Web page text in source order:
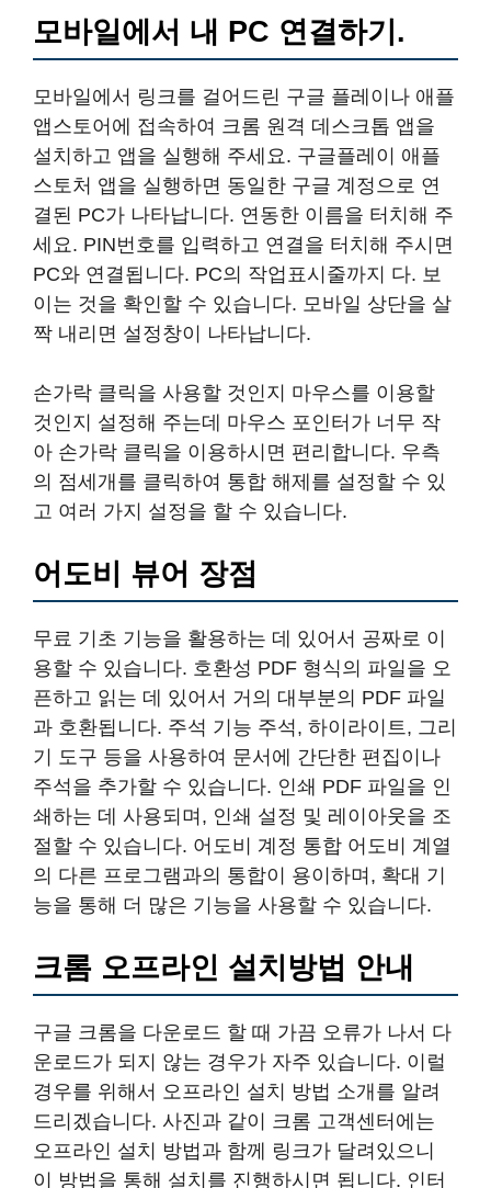
모바일에서 내 PC 연결하기.
모바일에서 링크를 걸어드린 구글 플레이나 애플
앱스토어에 접속하여 크롬 원격 데스크톱 앱을
설치하고 앱을 실행해 주세요. 구글플레이 애플
스토처 앱을 실행하면 동일한 구글 계정으로 연
결된 PC가 나타납니다. 연동한 이름을 터치해 주
세요. PIN번호를 입력하고 연결을 터치해 주시면
PC와 연결됩니다. PC의 작업표시줄까지 다. 보
이는 것을 확인할 수 있습니다. 모바일 상단을 살
짝 내리면 설정창이 나타납니다.
손가락 클릭을 사용할 것인지 마우스를 이용할
것인지 설정해 주는데 마우스 포인터가 너무 작
아 손가락 클릭을 이용하시면 편리합니다. 우측
의 점세개를 클릭하여 통합 해제를 설정할 수 있
고 여러 가지 설정을 할 수 있습니다.
어도비 뷰어 장점
무료 기초 기능을 활용하는 데 있어서 공짜로 이
용할 수 있습니다. 호환성 PDF 형식의 파일을 오
픈하고 읽는 데 있어서 거의 대부분의 PDF 파일
과 호환됩니다. 주석 기능 주석, 하이라이트, 그리
기 도구 등을 사용하여 문서에 간단한 편집이나
주석을 추가할 수 있습니다. 인쇄 PDF 파일을 인
쇄하는 데 사용되며, 인쇄 설정 및 레이아웃을 조
절할 수 있습니다. 어도비 계정 통합 어도비 계열
의 다른 프로그램과의 통합이 용이하며, 확대 기
능을 통해 더 많은 기능을 사용할 수 있습니다.
크롬 오프라인 설치방법 안내
구글 크롬을 다운로드 할 때 가끔 오류가 나서 다
운로드가 되지 않는 경우가 자주 있습니다. 이럴
경우를 위해서 오프라인 설치 방법 소개를 알려
드리겠습니다. 사진과 같이 크롬 고객센터에는
오프라인 설치 방법과 함께 링크가 달려있으니
이 방법을 통해 설치를 진행하시면 됩니다. 인터